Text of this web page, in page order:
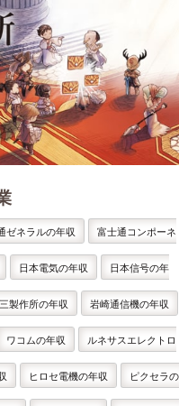
ゼネラルの年収 富士通コンポーネ
日本電気の年収 日本信号の年
製作所の年収 岩崎通信機の年収
ワコムの年収 ルネサスエレクトロ
ヒロセ電機の年収 ピクセラの